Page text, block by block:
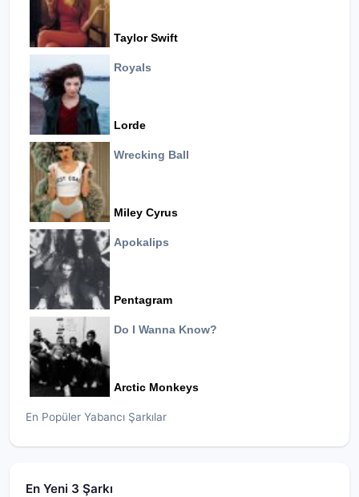
Taylor Swift
Royals
Lorde
Wrecking Ball
Miley Cyrus
Apokalips
Pentagram
Do I Wanna Know?
Arctic Monkeys
En Popüler Yabancı Şarkılar
En Yeni 3 Şarkı